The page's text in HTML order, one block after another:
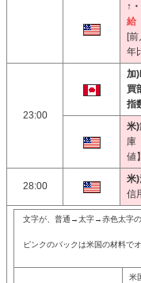
↑・
給
[
年
23:00
加
買
指
米)
庫
値】
28:00
米)
信
文字が、普通→太字→赤色太字の
ピンクのバックは米国の材料で
米